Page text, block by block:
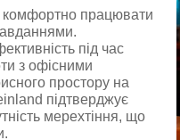
працювати
під час
з офісними
простору на
підтверджує
мерехтіння, що